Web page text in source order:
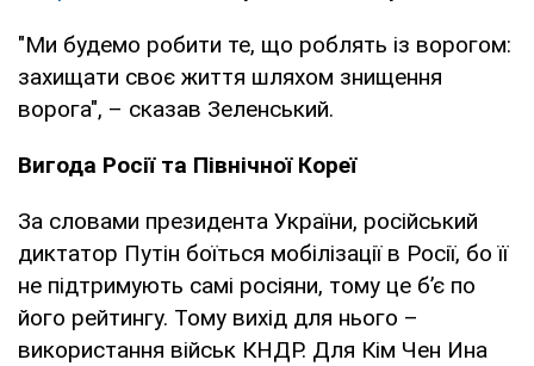
"Ми будемо робити те, що роблять із ворогом:
захищати своє життя шляхом знищення
ворога", – сказав Зеленський.
Вигода Росії та Північної Кореї
За словами президента України, російський
диктатор Путін боїться мобілізації в Росії, бо її
не підтримують самі росіяни, тому це б’є по
його рейтингу. Тому вихід для нього –
використання військ КНДР. Для Кім Чен Ина